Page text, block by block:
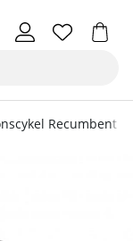
Recumbent
RMB